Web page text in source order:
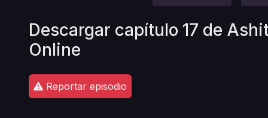
Descargar capítulo 17 de
Online
Reportar episodio